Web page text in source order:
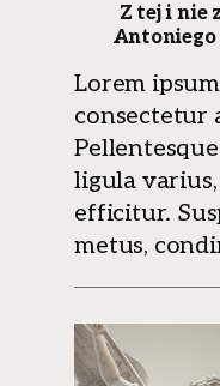
Z tej i nie
Antoniego
Lorem
consectetur
ligula
efficitur.
metus,